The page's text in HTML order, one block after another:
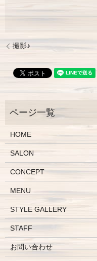
撮影♪
HOME
SALON
CONCEPT
MENU
STYLE GALLERY
STAFF
お問い合わせ